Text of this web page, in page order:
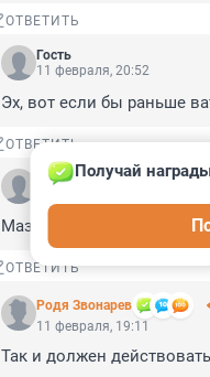
ОТВЕТИТЬ
Гость
11 февраля, 20:52
Эх, вот если бы раньше
ОТВЕТИТЬ
Гость
Мазут вреден. От запаха
ОТВЕТИТЬ
Родя Звонарев
Получай
11 февраля, 19:11
Так и должен